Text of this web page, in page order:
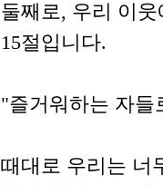
둘째로, 우리 이
15절입니다.
"즐거워하는 자들
때대로 우리는 너